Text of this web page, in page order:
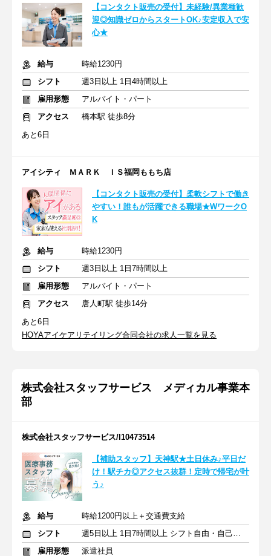
【コンタクト販売の受付】未経験/異業種歓
迎◎知識ゼロからスタートOK♪安定収入で安
心★
給与
時給1230円
シフト
週3日以上 1日4時間以上
雇用形態
アルバイト・パート
アクセス
橋本駅 徒歩8分
あと6日
アイシティ ＭＡＲＫ ＩＳ福岡ももち店
【コンタクト販売の受付】柔軟シフトで働き
やすい！誰もが活躍できる職場★WワークO
K
給与
時給1230円
シフト
週3日以上 1日7時間以上
雇用形態
アルバイト・パート
アクセス
唐人町駅 徒歩14分
あと6日
HOYAアイケアリテイリング合同会社の求人一覧を見る
株式会社スタッフサービス メディカル事業本
部
株式会社スタッフサービス/I10473514
【補助スタッフ】天神駅★土日休み♪平日だ
け！駅チカ◎アクセス抜群！定時で帰宅が叶
う♪
給与
時給1200円以上＋交通費支給
シフト
週5日以上 1日7時間以上 シフト自由・自己申告
雇用形態
派遣社員